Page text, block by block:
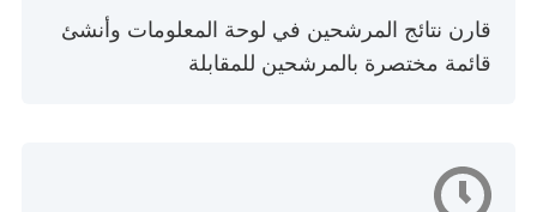
قارن نتائج المرشحين في لوحة المعلومات وأنشئ
قائمة مختصرة بالمرشحين للمقابلة